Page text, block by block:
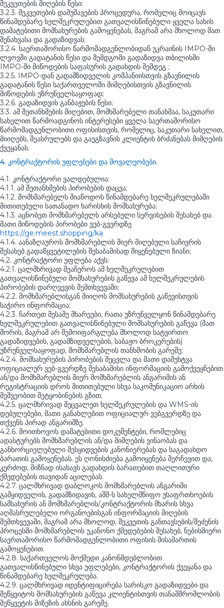
შეკვეთების მიღების წესი;
3.2.3. შეკვეთების დამუშავების პროცედურა, რომელიც მოიცავს
წინამდებარე ხელშეკრულებით გათვალისწინებული ყველა სახის
დამატებითი მომსახურების გამოყენებას, მაგრამ არა მხოლოდ მათ
შენახვასა და გადაზიდვას;
3.2.4. საერთაშორისო წარმომადგენლობიდან უკრაინის IMPO-ში
ლვოვში გადატანის წესი და შემდგომი გადაზიდვა თბილისში
IMPO-ში მიწოდების საფასურის გადახდის შემდეგ ;
3.2.5. IMPO-დან გადამზიდველის კომპანიისთვის გზავნილის
გადატანის წესი საქართველოში მიმღებისთვის გზავნილის
მიწოდების უზრუნველსაყოფად;
3.2.6. გადაზიდვის განბაჟების წესი;
3.3. ამ შეთანხმების მიღებით, მომხმარებელი თანახმაა, საკუთარი
სახელით წარმოადგინოს ინტერესები ყველა საერთაშორისო
წარმომადგენლობითი ოფისისთვის, რომელიც, საკუთარი სახელით,
მიიღებს, შეასრულებს და გაუგზავნის კლიენტის ბრძანებას მიმღების
ქვეყანას.
4. კონტრაქტორის უფლებები და მოვალეობები.
4.1. კონტრაქტორი ვალდებულია:
4.1.1. ამ შეთანხმების პირობების დაცვა;
4.1.2. მომხმარებელს მიაწოდოს წინამდებარე ხელშეკრულებაში
მითითებული სათანადო ხარისხის მომსახურება;
4.1.3. აცნობეთ მომხმარებელს არსებული სერვისების შესახებ და
მათი მიწოდების პირობები ვებ-გვერდზე
https://ge.meest.shopping/ka
4.1.4. აანაზღაუროს მომხმარებლის მიერ მიღებული საჩივრის
შესახებ გადაწყვეტილების შესაბამისად მიყენებული ზიანი;
4.2. კონტრაქტორი უფლება აქვს:
4.2.1. ცალმხრივად შეაჩეროს ამ ხელშეკრულებით
გათვალისწინებული მომსახურების გაწევა ამ ხელშეკრულების
პირობების დარღვევის შემთხვევაში;
4.2.2. მომხმარებლისგან მიიღოს მომსახურების გაწევისთვის
საჭირო ინფორმაცია;
4.2.3. ჩართეთ მესამე მხარეები, რათა უზრუნველყონ წინამდებარე
ხელშეკრულებით გათვალისწინებული მომსახურების გაწევა (მათ
შორის, მაგრამ არ შემოიფარგლება მხოლოდ სატვირთო
გადაზიდვების, გადამზიდველების, საბაჟო ბროკერების)
უზრუნველსაყოფად, მომხმარებლის თანხმობის გარეშე;
4.2.4. მომსახურების პირობების შეცვლა და მათი დამუხტვა
ოფიციალურ ვებ-გვერდზე შესაბამისი ინფორმაციის გამოქვეყნებით
ან/და მომხმარებლის მიერ მომხმარებლის ანგარიშის ან
რეგისტრაციის დროს მითითებული სხვა საკომუნიკაციო არხის
მეშვეობით შეტყობინების გზით;
4.2.5. ცალმხრივად შეცვალეთ ხელშეკრულების და WMS-ის
დებულებები, მათი განახლებით ოფიციალურ ვებგვერდზე და
თქვენს პირად ანგარიშზე.
4.2.6. მოითხოვოს დამატებითი დოკუმენტები, რომლებიც
ადასტურებს მომხმარებლის ან/და მიმღების ვინაობას და
განხორციელებული შესყიდვების კანონიერებას და საგადახდო
ბარათის გამოყენებას. ეს ღონისძიება გამოიყენება შერჩევით და,
კერძოდ, მიზნად ისახავს გადახდის ბარათებით თაღლითური
ქმედებების თავიდან აცილებას.
4.2.7. ცალმხრივად დაბლოკოს მომხმარებლის ანგარიში
გამყიდველის, გადამზიდავის, აშშ-ს სახელმწიფო უსაფრთხოების
სამსახურის ან მომხმარებლის/კონტრაქტორის მხარის სხვა
აღმასრულებელი ორგანოებისგან ინფორმაციის მიღების
შემთხვევაში, მაგრამ არა მხოლოდ, შეკვეთის განთავსების/შეძენის
პროცესში მომხმარებლის უკანონო ქმედებების შესახებ, ნებისმიერი
საერთაშორისო წარმომადგენლობითი ოფისის მისამართის
გამოყენებით.
4.2.8. საქართველოს მოქმედი კანონმდებლობით
გათვალისწინებული სხვა უფლებები, კონტრაქტორის ქვეყანა და
წინამდებარე ხელშეკრულება.
4.2.9. ცალმხრივად იდენტიფიცირება სარისკო გადაზიდვები და
შეწყვიტოს მომსახურების გაწევა კლიენტისთვის თანამშრომლობის
შეწყვეტის მიზეზის ახსნის გარეშე.